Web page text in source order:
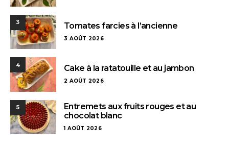
3 Tomates farcies à l’ancienne
3 AOÛT 2026
4 Cake à la ratatouille et au jambon
2 AOÛT 2026
5
Entremets aux fruits rouges et au
chocolat blanc
1 AOÛT 2026